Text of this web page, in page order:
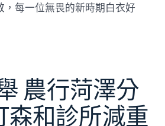
，每一位無畏的新時期白衣好
農行菏澤分
森和診所減重